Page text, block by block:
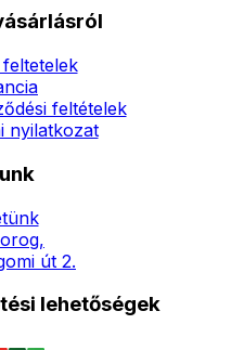
feltételek
nyilatkozat
út 2.
lehetőségek